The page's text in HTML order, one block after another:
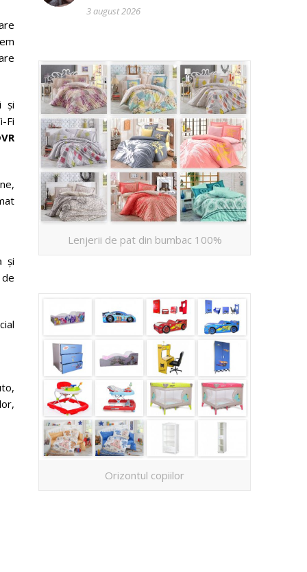
și
Fi
și
3 august 2026
Lenjerii de pat din bumbac 100%
Orizontul copiilor